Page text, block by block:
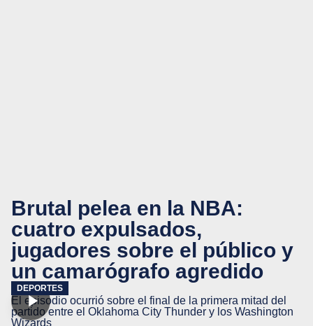
Brutal pelea en la NBA:
cuatro expulsados,
jugadores sobre el público y
un camarógrafo agredido
DEPORTES
El episodio ocurrió sobre el final de la primera mitad del
partido entre el Oklahoma City Thunder y los Washington
Wizards